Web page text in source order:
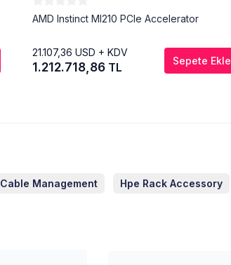
AMD Instinct MI210 PCIe Accelerator
21.107,36 USD + KDV
1.212.718,86 TL Sepete Ekle
Cable Management Hpe Rack Accessory